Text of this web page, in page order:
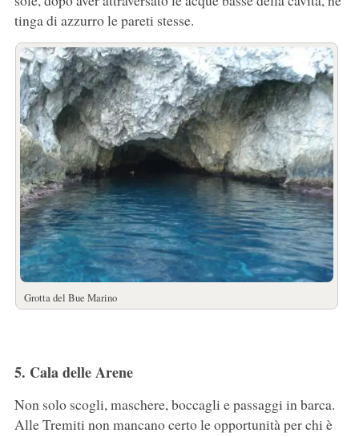
tinga di azzurro le pareti stesse.
Grotta del Bue Marino
5. Cala delle Arene
Non solo scogli, maschere, boccagli e passaggi in barca.
Alle Tremiti non mancano certo le opportunità per chi è